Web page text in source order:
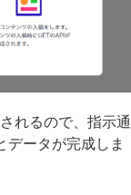
れるので、指示通
データが完成しま